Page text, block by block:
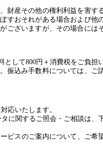
財産その他の権利利益を害す
すおそれがある場合および他
ございますが、その場合には
として800円＋消費税をご負担
振込み手数料については、ご
応いたします。
に関するご照会・ご相談は、
ビスのご案内について、ご希